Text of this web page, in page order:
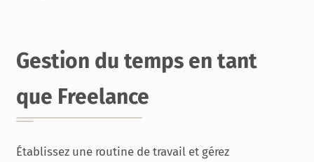
Gestion du temps en tant
que Freelance
Établissez une routine de travail et gérez